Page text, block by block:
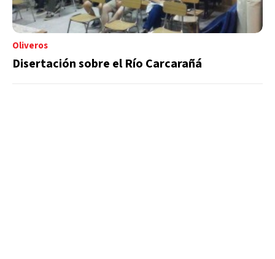
Oliveros
Disertación sobre el Río Carcarañá